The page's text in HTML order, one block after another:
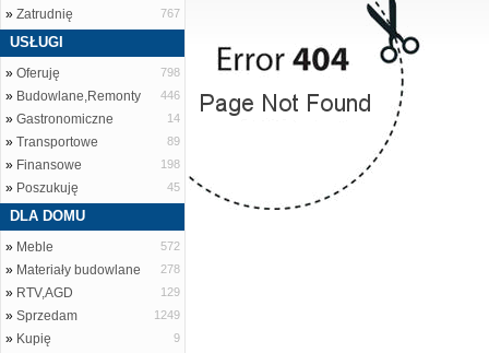
» Zatrudnię 767
USŁUGI
» Oferuję 798
» Budowlane,Remonty 446
» Gastronomiczne 14
» Transportowe 89
» Finansowe 198
» Poszukuję 45
DLA DOMU
» Meble 572
» Materiały budowlane 278
» RTV,AGD 129
» Sprzedam 1249
» Kupię 9